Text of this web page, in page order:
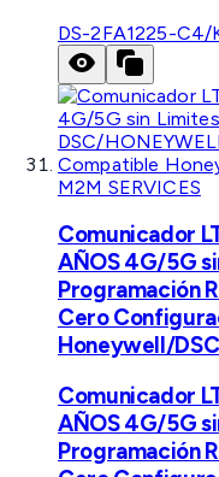
DS-2FA1225-C4/
M2M SERVICES
Comunicador
AÑOS 4G/5G
Programación
Cero
Honeywell/
Comunicador
AÑOS 4G/5G
Programación